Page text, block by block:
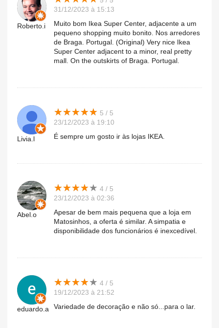
Roberto.i
31/12/2023 à 15:13
Muito bom Ikea Super Center, adjacente a um
pequeno shopping muito bonito. Nos arredores
de Braga. Portugal. (Original) Very nice Ikea
Super Center adjacent to a minor, real pretty
mall. On the outskirts of Braga. Portugal.
Livia.l
★★★★★
★★★★★ 5 / 5
23/12/2023 à 19:10
É sempre um gosto ir às lojas IKEA.
Abel.o
★★★★★
★★★★★ 4 / 5
23/12/2023 à 02:36
Apesar de bem mais pequena que a loja em
Matosinhos, a oferta é similar. A simpatia e
disponibilidade dos funcionários é inexcedível.
eduardo.a
★★★★★
★★★★★ 4 / 5
19/12/2023 à 21:52
Variedade de decoração e não só...para o lar.